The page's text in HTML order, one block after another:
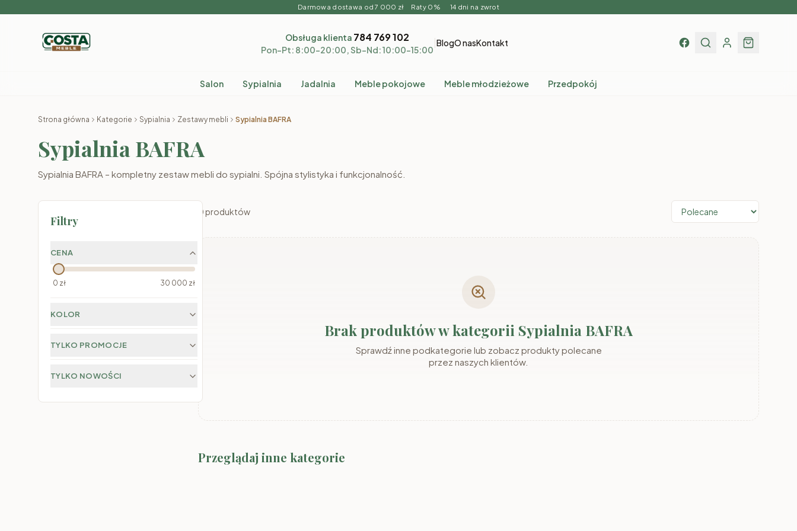
Darmowa dostawa od 7 000 zł Raty 0% 14 dni na zwrot
Obsługa klienta 784 769 102
Pon–Pt: 8:00–20:00, Sb–Nd: 10:00–15:00
BlogO nasKontakt
Salon Sypialnia Jadalnia Meble pokojowe Meble młodzieżowe Przedpokój
Strona główna Kategorie Sypialnia Zestawy mebli Sypialnia BAFRA
Sypialnia BAFRA
Sypialnia BAFRA – kompletny zestaw mebli do sypialni. Spójna stylistyka i funkcjonalność.
Filtry
CENA
0 zł 30 000 zł
KOLOR
TYLKO PROMOCJE
TYLKO NOWOŚCI
0produktów
Brak produktów w kategorii Sypialnia BAFRA
Sprawdź inne podkategorie lub zobacz produkty polecane
przez naszych klientów.
Przeglądaj inne kategorie
Sypialnia GENEWA
Sypialnia CEZAR
sonoma